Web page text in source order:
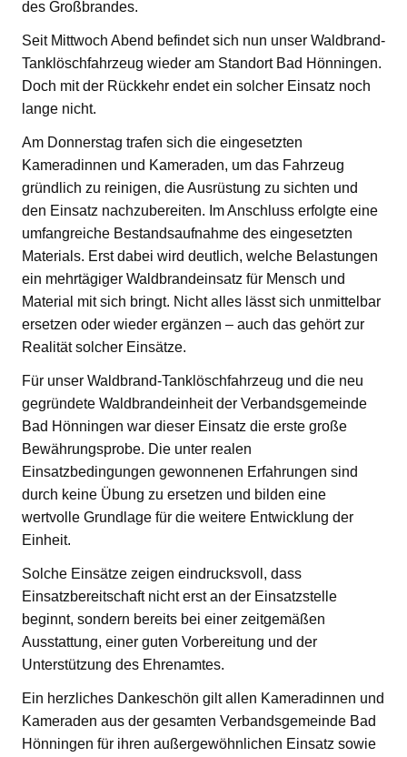
des Großbrandes.
Seit Mittwoch Abend befindet sich nun unser Waldbrand-
Tanklöschfahrzeug wieder am Standort Bad Hönningen.
Doch mit der Rückkehr endet ein solcher Einsatz noch
lange nicht.
Am Donnerstag trafen sich die eingesetzten
Kameradinnen und Kameraden, um das Fahrzeug
gründlich zu reinigen, die Ausrüstung zu sichten und
den Einsatz nachzubereiten. Im Anschluss erfolgte eine
umfangreiche Bestandsaufnahme des eingesetzten
Materials. Erst dabei wird deutlich, welche Belastungen
ein mehrtägiger Waldbrandeinsatz für Mensch und
Material mit sich bringt. Nicht alles lässt sich unmittelbar
ersetzen oder wieder ergänzen – auch das gehört zur
Realität solcher Einsätze.
Für unser Waldbrand-Tanklöschfahrzeug und die neu
gegründete Waldbrandeinheit der Verbandsgemeinde
Bad Hönningen war dieser Einsatz die erste große
Bewährungsprobe. Die unter realen
Einsatzbedingungen gewonnenen Erfahrungen sind
durch keine Übung zu ersetzen und bilden eine
wertvolle Grundlage für die weitere Entwicklung der
Einheit.
Solche Einsätze zeigen eindrucksvoll, dass
Einsatzbereitschaft nicht erst an der Einsatzstelle
beginnt, sondern bereits bei einer zeitgemäßen
Ausstattung, einer guten Vorbereitung und der
Unterstützung des Ehrenamtes.
Ein herzliches Dankeschön gilt allen Kameradinnen und
Kameraden aus der gesamten Verbandsgemeinde Bad
Hönningen für ihren außergewöhnlichen Einsatz sowie